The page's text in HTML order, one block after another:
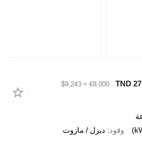
€8,000
≈ $9,243
وقود ديزل / مازوت